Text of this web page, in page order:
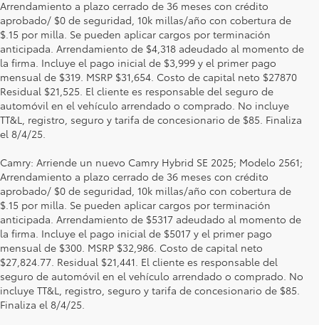
Arrendamiento a plazo cerrado de 36 meses con crédito
aprobado/ $0 de seguridad, 10k millas/año con cobertura de
$.15 por milla. Se pueden aplicar cargos por terminación
anticipada. Arrendamiento de $4,318 adeudado al momento de
la firma. Incluye el pago inicial de $3,999 y el primer pago
mensual de $319. MSRP $31,654. Costo de capital neto $27870
Residual $21,525. El cliente es responsable del seguro de
automóvil en el vehículo arrendado o comprado. No incluye
TT&L, registro, seguro y tarifa de concesionario de $85. Finaliza
el 8/4/25.
Camry: Arriende un nuevo Camry Hybrid SE 2025; Modelo 2561;
Arrendamiento a plazo cerrado de 36 meses con crédito
aprobado/ $0 de seguridad, 10k millas/año con cobertura de
$.15 por milla. Se pueden aplicar cargos por terminación
anticipada. Arrendamiento de $5317 adeudado al momento de
la firma. Incluye el pago inicial de $5017 y el primer pago
mensual de $300. MSRP $32,986. Costo de capital neto
$27,824.77. Residual $21,441. El cliente es responsable del
seguro de automóvil en el vehículo arrendado o comprado. No
incluye TT&L, registro, seguro y tarifa de concesionario de $85.
Finaliza el 8/4/25.